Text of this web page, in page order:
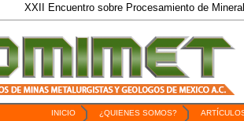
Encuentro sobre Procesamiento de Minerales / 6
INICIO ¿QUIENES SOMOS?